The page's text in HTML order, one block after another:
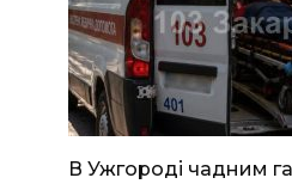
В Ужгороді чадним